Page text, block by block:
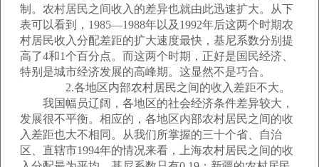
制。农村居民之间收入的差异也就由此迅速扩大。从下
表可以看到，1985—1988年以及1992年后这两个时期农
村居民收入分配差距的扩大速度最快，基尼系数分别提
高了4和1个百分点。而这两个时期，正好是国民经济、
特别是城市经济发展的高峰期。这显然不是巧合。
2.各地区内部农村居民之间的收入差距不大。
我国幅员辽阔，各地区的社会经济条件差异较大，
发展很不平衡。相应的，各地区内部农村居民之间的收
入差距也大不相同。从我们所掌握的三十个省、自治
区、直辖市1994年的情况来看，上海农村居民之间的收